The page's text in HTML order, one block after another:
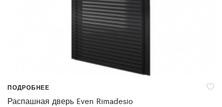
ПОДРОБНЕЕ
Распашная дверь Even Rimadesio